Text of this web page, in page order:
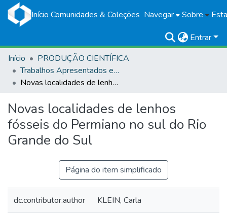
Início Comunidades & Coleções Navegar Sobre
Entrar
Início
PRODUÇÃO CIENTÍFICA
Trabalhos Apresentados em Eventos
Novas localidades de lenhos fósseis do Permiano no sul do Rio Grande do Sul
Novas localidades de lenhos
fósseis do Permiano no sul do Rio
Grande do Sul
Página do item simplificado
dc.contributor.author KLEIN, Carla